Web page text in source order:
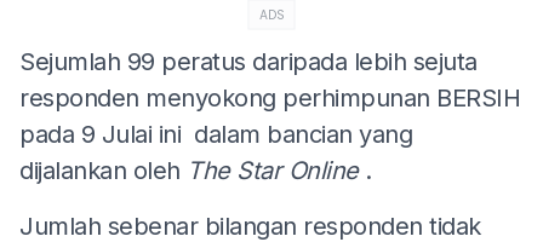
ADS
Sejumlah 99 peratus daripada lebih sejuta
responden menyokong perhimpunan BERSIH
pada 9 Julai ini dalam bancian yang
dijalankan oleh The Star Online .
Jumlah sebenar bilangan responden tidak